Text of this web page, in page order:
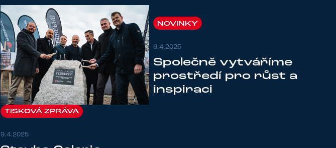
TISKOVÁ ZPRÁVA
9.4.2025
NOVINKY
9.4.2025
Společně vytváříme
prostředí pro růst a
inspiraci